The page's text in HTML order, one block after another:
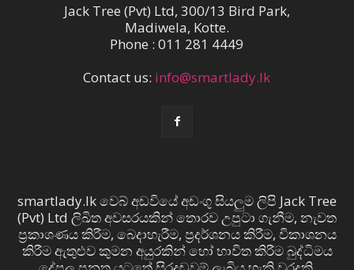
Jack Tree (Pvt) Ltd, 300/13 Bird Park,
Madiwela, Kotte.
Phone : 011 281 4449
Contact us: info@smartlady.lk
smartlady.lk වෙබ් අඩවියේ අඩංගු සියලුම ලිපි Jack Tree
(Pvt) Ltd ලිඛිත අවසරයකින් තොරව උපුටා ගැනීම, නැවත
ප්‍රකාශණය කිරීම, බෙදාහැරීම, ප්‍රදර්ශනය කිරීම, විකාශනය
කිරීම ඇතුළුව කුමන අයුරකින් හෝ භාවිත කිරීම බුද්ධිමය